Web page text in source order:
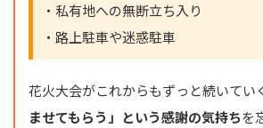
・私有地への無断立ち入り
・路上駐車や迷惑駐車
花火大会がこれからもずっと続いてい
ませてもらう」という感謝の気持ちを